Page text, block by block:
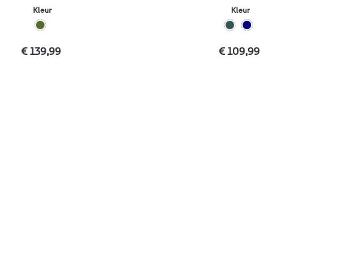
Kleur
€ 139,99
Kleur
€ 109,99